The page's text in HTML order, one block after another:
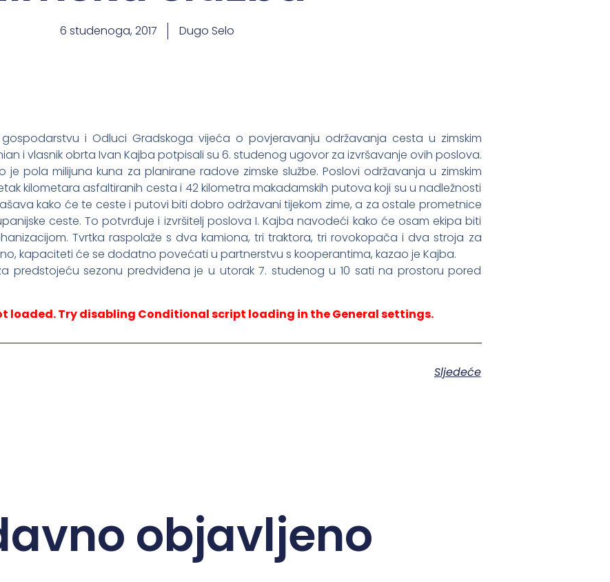
6 studenoga, 2017 Dugo Selo
i Odluci Gradskoga vijeća o povjeravanju održavanja cesta u zimskim
i vlasnik obrta Ivan Kajba potpisali su 6. studenog ugovor za izvršavanje ovih poslova.
pola milijuna kuna za planirane radove zimske službe. Poslovi održavanja u zimskim
kilometara asfaltiranih cesta i 42 kilometra makadamskih putova koji su u nadležnosti
kako će te ceste i putovi biti dobro održavani tijekom zime, a za ostale prometnice
ceste. To potvrđuje i izvršitelj poslova I. Kajba navodeći kako će osam ekipa biti
Tvrtka raspolaže s dva kamiona, tri traktora, tri rovokopača i dva stroja za
kapaciteti će se dodatno povećati u partnerstvu s kooperantima, kazao je Kajba.
predstojeću sezonu predviđena je u utorak 7. studenog u 10 sati na prostoru pored
loaded. Try disabling Conditional script loading in the General settings.
Sljedeće
objavljeno